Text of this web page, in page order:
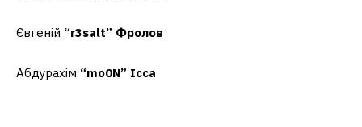
Євгеній “r3salt” Фролов
Абдурахім “mo0N” Ісса